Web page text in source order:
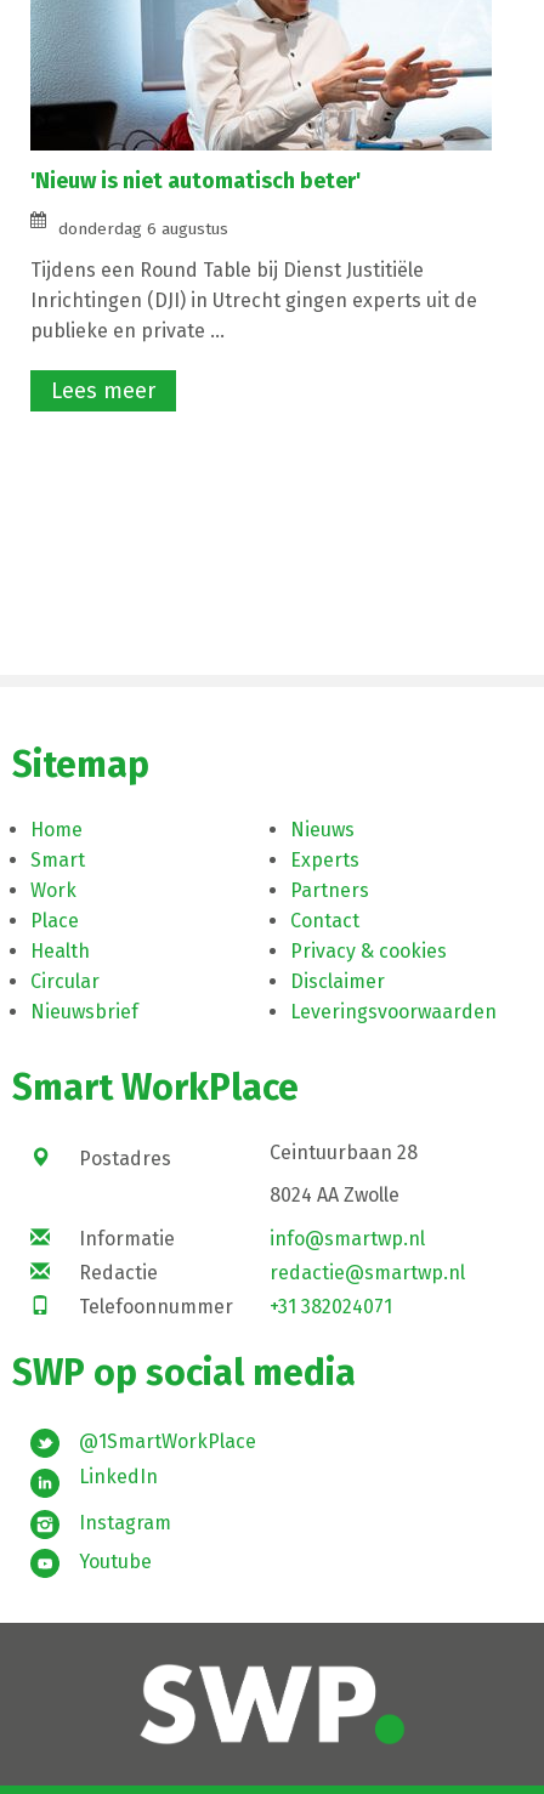
'Nieuw is niet automatisch beter'
donderdag 6 augustus
Tijdens een Round Table bij Dienst Justitiële
Inrichtingen (DJI) in Utrecht gingen experts uit de
publieke en private ...
Lees meer
Sitemap
Home
Smart
Work
Place
Health
Circular
Nieuwsbrief
Nieuws
Experts
Partners
Contact
Privacy & cookies
Disclaimer
Leveringsvoorwaarden
Smart WorkPlace
Postadres
Ceintuurbaan 28
8024 AA Zwolle
Informatie
info@smartwp.nl
Redactie
redactie@smartwp.nl
Telefoonnummer
+31 382024071
SWP op social media
@1SmartWorkPlace
LinkedIn
Instagram
Youtube